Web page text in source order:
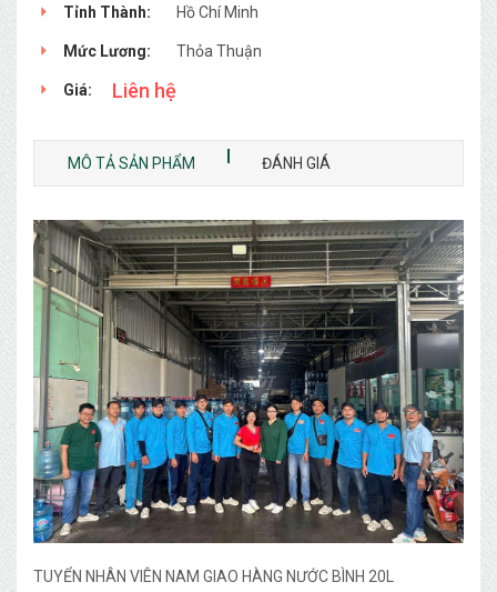
Tỉnh Thành: Hồ Chí Minh
Mức Lương: Thỏa Thuận
Giá: Liên hệ
MÔ TẢ SẢN PHẨM ĐÁNH GIÁ
TUYỂN NHÂN VIÊN NAM GIAO HÀNG NƯỚC BÌNH 20L